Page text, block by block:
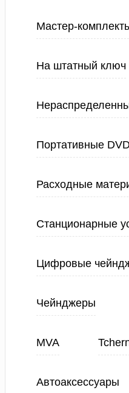
Мастер-
На штатный ключ
Портативные
Расходные
Станционарные
Цифровые
Чейнджеры
MVA
Автоаксессуары